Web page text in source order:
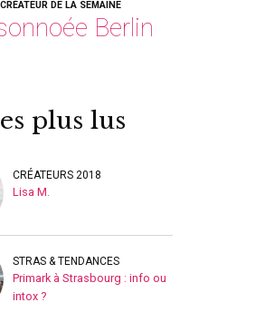
DE LA SEMAINE
Berlin
plus lus
CRÉATEURS 2018
Lisa M.
STRAS & TENDANCES
Primark à Strasbourg : info ou
intox ?